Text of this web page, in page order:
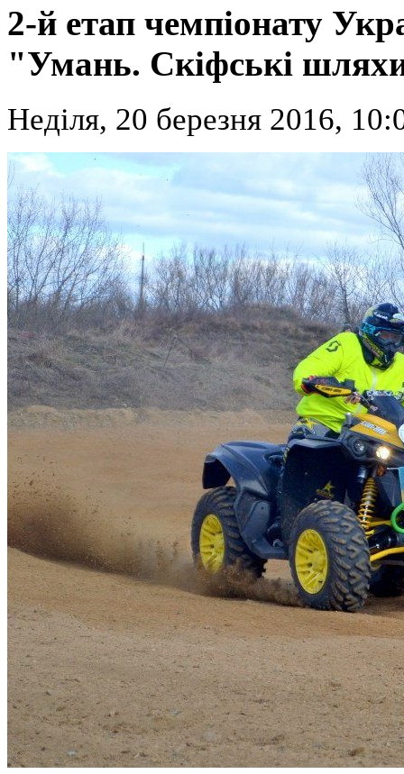
2-й етап чемпіонату
"Умань. Скіфські
Неділя, 20 березня 2016,